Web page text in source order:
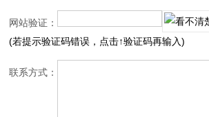
网站验证：
(若提示验证码错误，点击↑验证码再输入)
联系方式：